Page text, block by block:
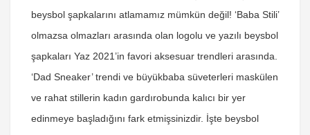
beysbol şapkalarını atlamamız mümkün değil! ‘Baba Stili’
olmazsa olmazları arasında olan logolu ve yazılı beysbol
şapkaları Yaz 2021’in favori aksesuar trendleri arasında.
‘Dad Sneaker’ trendi ve büyükbaba süveterleri maskülen
ve rahat stillerin kadın gardırobunda kalıcı bir yer
edinmeye başladığını fark etmişsinizdir. İşte beysbol